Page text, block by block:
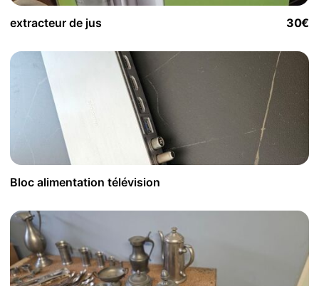
extracteur de jus 30€
Bloc alimentation télévision